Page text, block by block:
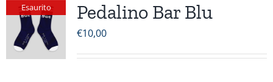
Esaurito Pedalino Bar Blu
€10,00